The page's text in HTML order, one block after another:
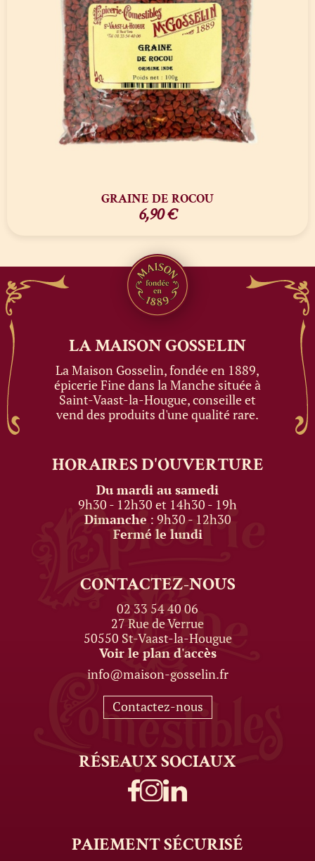
GRAINE DE ROCOU
6,90€
LA MAISONGOSSELIN
La Maison Gosselin, fondée en 1889,
épicerie Fine dans la Manche située à
Saint-Vaast-la-Hougue, conseille et
vend des produits d'une qualité rare.
HORAIRESD'OUVERTURE
Du mardi au samedi
9h30 - 12h30 et 14h30 - 19h
Dimanche : 9h30 - 12h30
Fermé le lundi
CONTACTEZ-NOUS
02 33 54 40 06
27 Rue de Verrue
50550 St-Vaast-la-Hougue
Voir le plan d'accès
info@maison-gosselin.fr
Contactez-nous
RÉSEAUXSOCIAUX
PAIEMENTSÉCURISÉ